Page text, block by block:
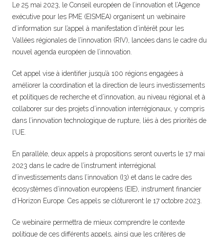
Le 25 mai 2023, le Conseil européen de l’innovation et l’Agence
exécutive pour les PME (EISMEA) organisent un webinaire
d’information sur l’appel à manifestation d’intérêt pour les
Vallées régionales de l’innovation (RIV), lancées dans le cadre du
nouvel agenda européen de l’innovation.
Cet appel vise à identifier jusqu’à 100 régions engagées à
améliorer la coordination et la direction de leurs investissements
et politiques de recherche et d’innovation, au niveau régional et à
collaborer sur des projets d’innovation interrégionaux, y compris
dans l’innovation technologique de rupture, liés à des priorités de
l’UE.
En parallèle, deux appels à propositions seront ouverts le 17 mai
2023 dans le cadre de l’instrument interrégional
d’investissements dans l’innovation (I3) et dans le cadre des
écosystèmes d’innovation européens (EIE), instrument financier
d’Horizon Europe. Ces appels se clôtureront le 17 octobre 2023.
Ce webinaire permettra de mieux comprendre le contexte
politique de ces différents appels, ainsi que les critères de